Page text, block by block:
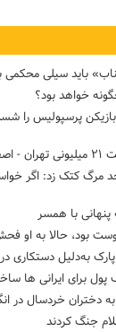
باید سیلی
خواهد بود؟
پرسپولیس
مرگ کتک زد: اگر
پنهانی با همسر
بود، حالا به او
به‌دلیل دستکاری
به دختران خردسال در
جنگ کردند